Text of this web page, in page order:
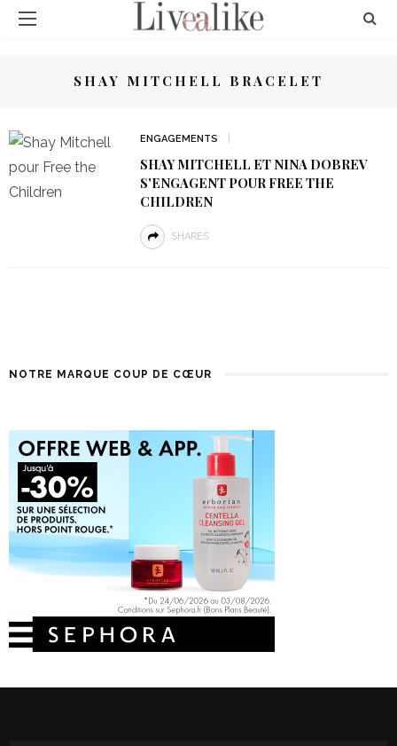
SHAY MITCHELL BRACELET
ENGAGEMENTS
SHAY MITCHELL ET NINA DOBREV
S'ENGAGENT POUR FREE THE
CHILDREN
SHARES
NOTRE MARQUE COUP DE CŒUR